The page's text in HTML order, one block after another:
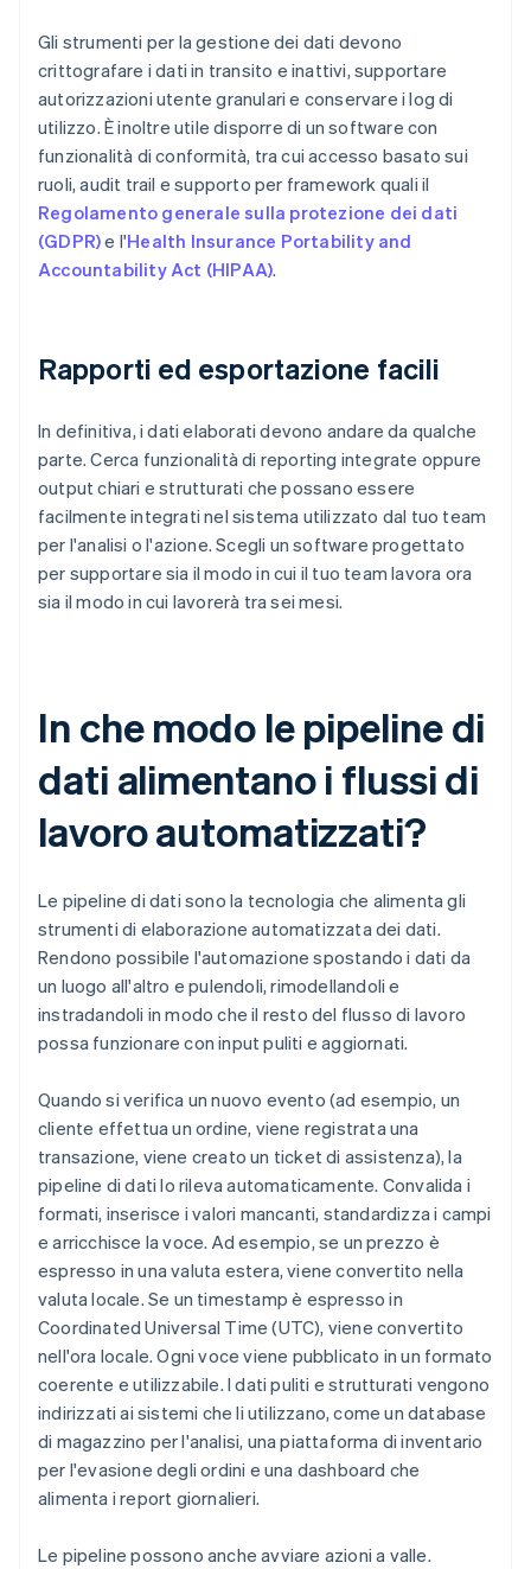
Gli strumenti per la gestione dei dati devono
crittografare i dati in transito e inattivi, supportare
autorizzazioni utente granulari e conservare i log di
utilizzo. È inoltre utile disporre di un software con
funzionalità di conformità, tra cui accesso basato sui
ruoli, audit trail e supporto per framework quali il
Regolamento generale sulla protezione dei dati
(GDPR)e l'Health Insurance Portability and
Accountability Act (HIPAA).
Rapporti ed esportazione facili
In definitiva, i dati elaborati devono andare da qualche
parte. Cerca funzionalità di reporting integrate oppure
output chiari e strutturati che possano essere
facilmente integrati nel sistema utilizzato dal tuo team
per l'analisi o l'azione. Scegli un software progettato
per supportare sia il modo in cui il tuo team lavora ora
sia il modo in cui lavorerà tra sei mesi.
In che modo le pipeline di
dati alimentano i flussi di
lavoro automatizzati?
Le pipeline di dati sono la tecnologia che alimenta gli
strumenti di elaborazione automatizzata dei dati.
Rendono possibile l'automazione spostando i dati da
un luogo all'altro e pulendoli, rimodellandoli e
instradandoli in modo che il resto del flusso di lavoro
possa funzionare con input puliti e aggiornati.
Quando si verifica un nuovo evento (ad esempio, un
cliente effettua un ordine, viene registrata una
transazione, viene creato un ticket di assistenza), la
pipeline di dati lo rileva automaticamente. Convalida i
formati, inserisce i valori mancanti, standardizza i campi
e arricchisce la voce. Ad esempio, se un prezzo è
espresso in una valuta estera, viene convertito nella
valuta locale. Se un timestamp è espresso in
Coordinated Universal Time (UTC), viene convertito
nell'ora locale. Ogni voce viene pubblicato in un formato
coerente e utilizzabile. I dati puliti e strutturati vengono
indirizzati ai sistemi che li utilizzano, come un database
di magazzino per l'analisi, una piattaforma di inventario
per l'evasione degli ordini e una dashboard che
alimenta i report giornalieri.
Le pipeline possono anche avviare azioni a valle.